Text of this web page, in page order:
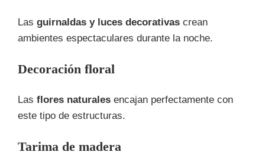
Las guirnaldas y luces decorativascrean
ambientes espectaculares durante la noche.
Decoración floral
Las flores naturales encajan perfectamente con
este tipo de estructuras.
Tarima de madera